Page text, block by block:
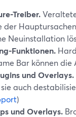
Treiber.
der
Neuinstallation
Funktionen.
Bar können
und Overlays.
auch
)
und Overlays.